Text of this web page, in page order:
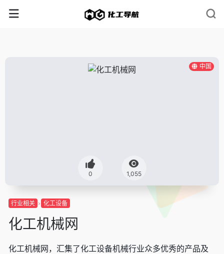
中国
0 1,055
行业相关 化工设备
化工机械网
化工机械网，汇集了化工设备机械行业众多优秀的产品及